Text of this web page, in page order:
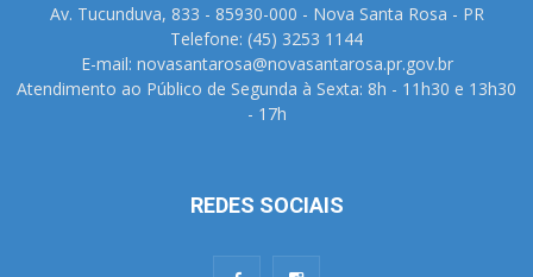
Av. Tucunduva, 833 - 85930-000 - Nova Santa Rosa - PR
Telefone: (45) 3253 1144
E-mail: novasantarosa@novasantarosa.pr.gov.br
Atendimento ao Público de Segunda à Sexta: 8h - 11h30 e 13h30
- 17h
REDES SOCIAIS